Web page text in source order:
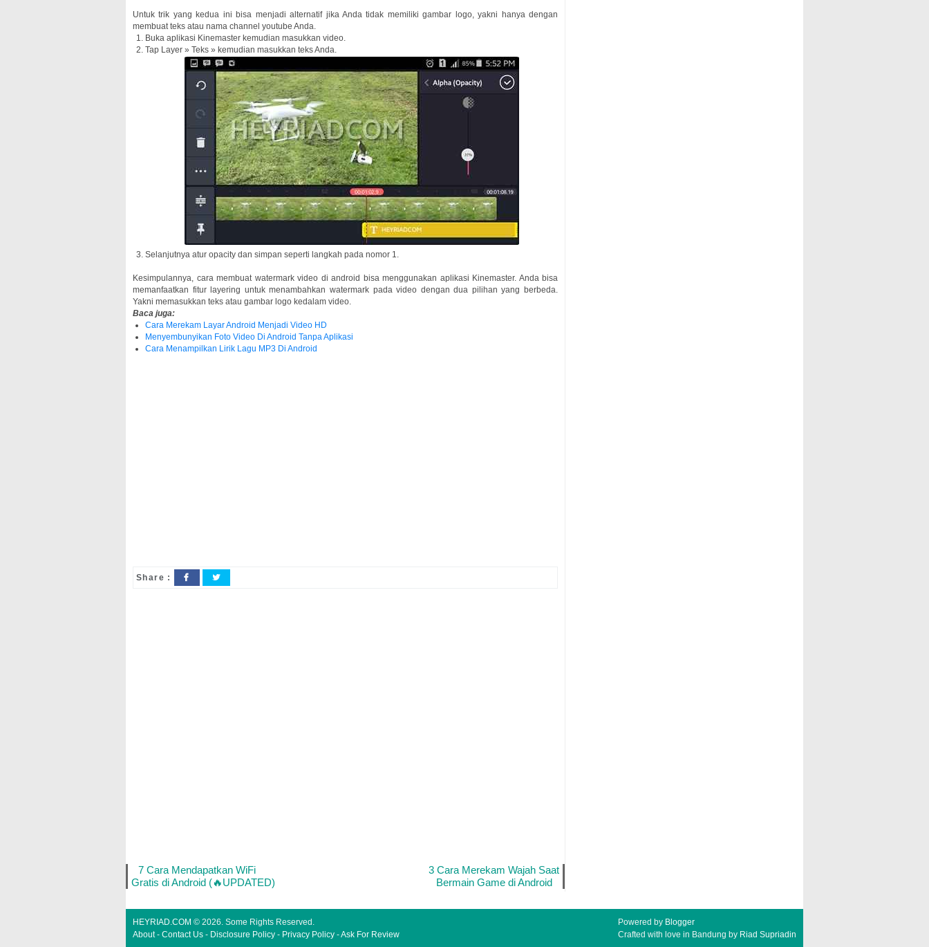
Untuk trik yang kedua ini bisa menjadi alternatif jika Anda tidak memiliki gambar logo, yakni hanya dengan
membuat teks atau nama channel youtube Anda.
Buka aplikasi Kinemaster kemudian masukkan video.
Tap Layer » Teks » kemudian masukkan teks Anda.
Selanjutnya atur opacity dan simpan seperti langkah pada nomor 1.
Kesimpulannya, cara membuat watermark video di android bisa menggunakan aplikasi Kinemaster. Anda bisa
memanfaatkan fitur layering untuk menambahkan watermark pada video dengan dua pilihan yang berbeda.
Yakni memasukkan teks atau gambar logo kedalam video.
Baca juga:
Cara Merekam Layar Android Menjadi Video HD
Menyembunyikan Foto Video Di Android Tanpa Aplikasi
Cara Menampilkan Lirik Lagu MP3 Di Android
Share :
7 Cara Mendapatkan WiFi
Gratis di Android (🔥UPDATED)
3 Cara Merekam Wajah Saat
Bermain Game di Android
HEYRIAD.COM © 2026. Some Rights Reserved.
About- Contact Us - Disclosure Policy - Privacy Policy -Ask For Review
Powered by Blogger
Crafted with love in Bandung by Riad Supriadin